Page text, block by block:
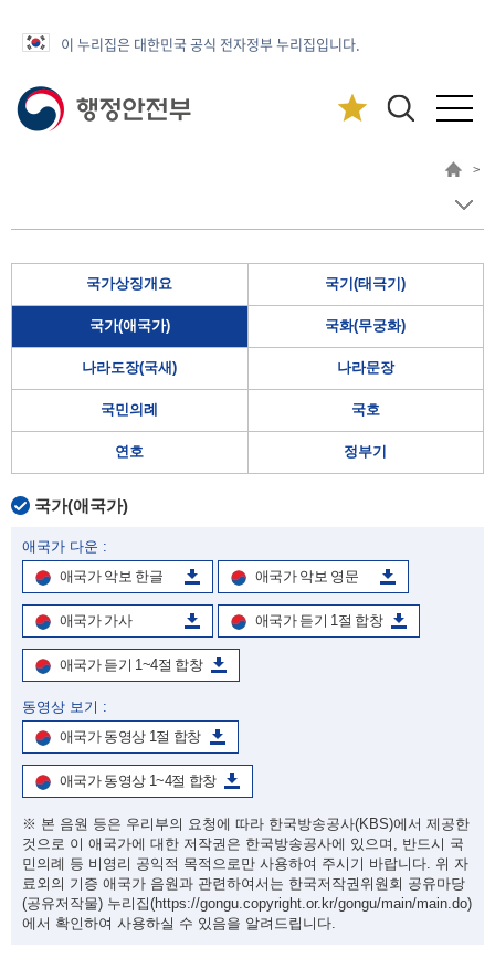
이 누리집은 대한민국 공식 전자정부 누리집입니다.
>
국가상징개요 국기(태극기)
국가(애국가) 국화(무궁화)
나라도장(국새) 나라문장
국민의례 국호
연호 정부기
국가(애국가)
애국가 다운 :
애국가 악보 한글
애국가 악보 영문
애국가 가사 애국가 듣기 1절 합창
애국가 듣기 1~4절 합창
동영상 보기 :
애국가 동영상 1절 합창
애국가 동영상 1~4절 합창
※ 본 음원 등은 우리부의 요청에 따라 한국방송공사(KBS)에서 제공한
것으로 이 애국가에 대한 저작권은 한국방송공사에 있으며, 반드시 국
민의례 등 비영리 공익적 목적으로만 사용하여 주시기 바랍니다. 위 자
료외의 기증 애국가 음원과 관련하여서는 한국저작권위원회 공유마당
(공유저작물) 누리집(https://gongu.copyright.or.kr/gongu/main/main.do)
에서 확인하여 사용하실 수 있음을 알려드립니다.